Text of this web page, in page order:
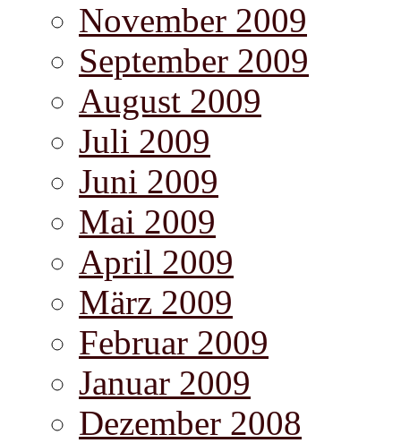
November 2009
September 2009
August 2009
Juli 2009
Juni 2009
Mai 2009
April 2009
März 2009
Februar 2009
Januar 2009
Dezember 2008